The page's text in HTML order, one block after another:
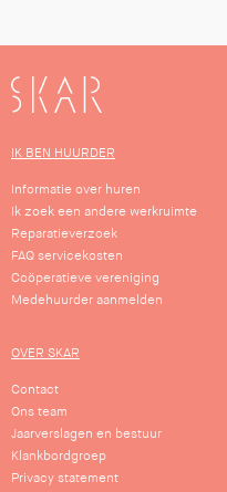
SKAR
IK BEN HUURDER
Informatie over huren
Ik zoek een andere werkruimte
Reparatieverzoek
FAQ servicekosten
Coöperatieve vereniging
Medehuurder aanmelden
OVER SKAR
Contact
Ons team
Jaarverslagen en bestuur
Klankbordgroep
Privacy statement